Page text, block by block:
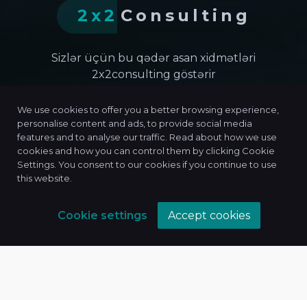
2x2 Consulting
Sizlər üçün bu qədər asan xidmətləri
2x2consulting göstərir
(+99450) 229 09 90
office@2x2consulting.az
AZ 1033, Bakı ş. Nərimanov ray. Ağa
Bizimlə əlaqə
We use cookies to offer you a better browsing experience,
personalise content and ads, to provide social media
features and to analyse our traffic. Read about how we use
cookies and how you can control them by clicking Cookie
Settings. You consent to our cookies if you continue to use
this website.
Cookie settings Accept cookies